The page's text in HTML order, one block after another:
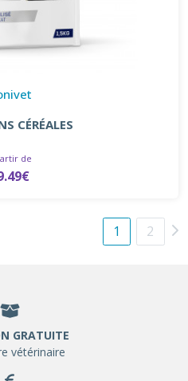
CÉRÉALES
de
1 2
GRATUITE
vétérinaire